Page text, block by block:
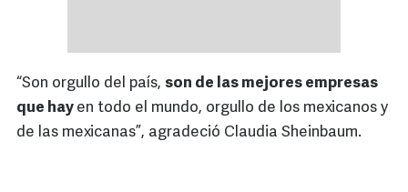
“Son orgullo del país, son de las mejores empresas
que hay en todo el mundo, orgullo de los mexicanos y
de las mexicanas”, agradeció Claudia Sheinbaum.